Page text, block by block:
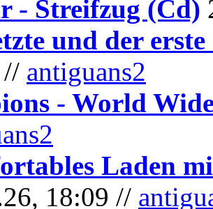
- Streifzug (Cd)
und der erste
antiguans2
- World
Laden
18:09 //